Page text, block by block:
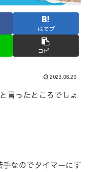
はてブ
コピー
2023.06.29
言ったところでしょ
なのでタイマーにす